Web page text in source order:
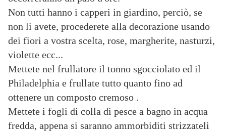
Non tutti hanno i capperi in giardino, perciò, se
non li avete, procederete alla decorazione usando
dei fiori a vostra scelta, rose, margherite, nasturzi,
violette ecc...
Mettete nel frullatore il tonno sgocciolato ed il
Philadelphia e frullate tutto quanto fino ad
ottenere un composto cremoso .
Mettete i fogli di colla di pesce a bagno in acqua
fredda, appena si saranno ammorbiditi strizzateli